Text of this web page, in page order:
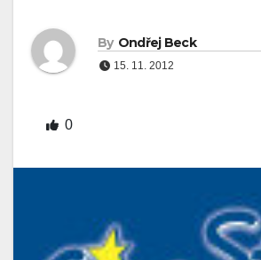
By Ondřej Beck
15. 11. 2012
0